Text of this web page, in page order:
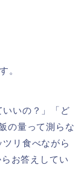
。
いの？」「ど
の量って測らな
リ食べながら
お答えしてい